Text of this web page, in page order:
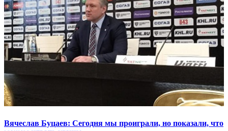
Вячеслав Буцаев: Сегодня мы проиграли, но показали, что